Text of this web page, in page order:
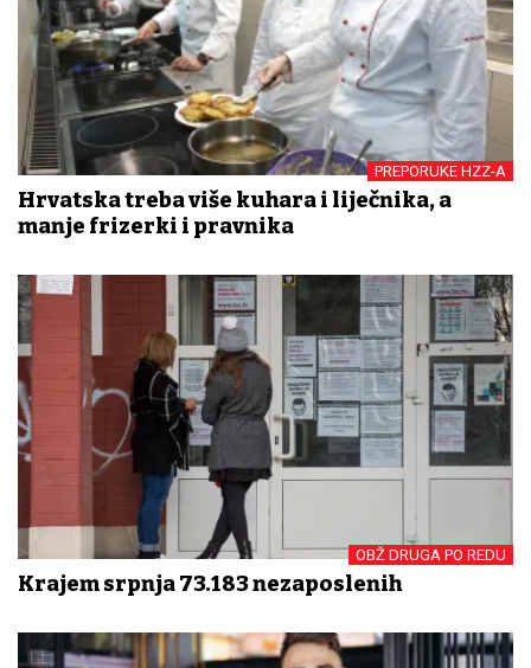
PREPORUKE HZZ-A
Hrvatska treba više kuhara i liječnika, a
manje frizerki i pravnika
OBŽ DRUGA PO REDU
Krajem srpnja 73.183 nezaposlenih